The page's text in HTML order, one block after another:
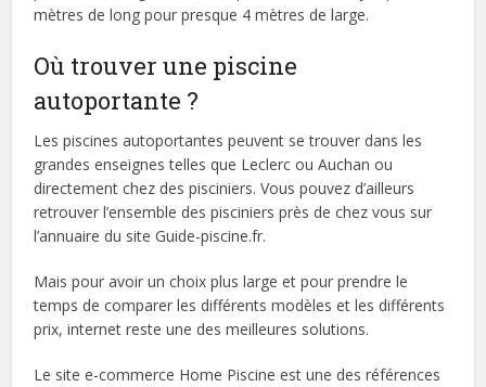
mètres de long pour presque 4 mètres de large.
Où trouver une piscine
autoportante ?
Les piscines autoportantes peuvent se trouver dans les
grandes enseignes telles que Leclerc ou Auchan ou
directement chez des pisciniers. Vous pouvez d’ailleurs
retrouver l’ensemble des pisciniers près de chez vous sur
l’annuaire du site Guide-piscine.fr.
Mais pour avoir un choix plus large et pour prendre le
temps de comparer les différents modèles et les différents
prix, internet reste une des meilleures solutions.
Le site e-commerce Home Piscine est une des références